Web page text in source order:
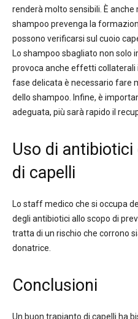
renderà molto sensibili. È
shampoo prevenga la
possono verificarsi sul cuoio
Lo shampoo sbagliato non solo
provoca anche effetti collaterali
fase delicata è necessario fare
dello shampoo. Infine, è
adeguata, più sarà rapido il
Uso di
di capelli
Lo staff medico che si occupa
degli antibiotici allo scopo di
tratta di un rischio che corrono
donatrice.
Conclusioni
Un buon trapianto di capelli ha